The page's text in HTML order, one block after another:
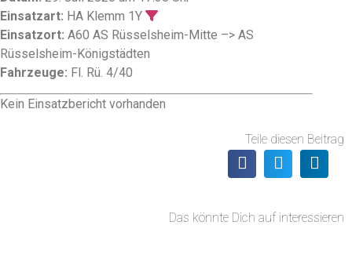
Einsatzart: HA Klemm 1Y
Einsatzort: A60 AS Rüsselsheim-Mitte –> AS
Rüsselsheim-Königstädten
Fahrzeuge: Fl. Rü. 4/40
Kein Einsatzbericht vorhanden
Teile diesen Beitrag
Das könnte Dich auf interessieren